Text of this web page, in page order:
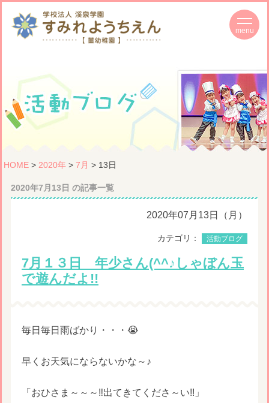
HOME> 2020年> 7月 > 13日
2020年7月13日 の記事一覧
2020年07月13日（月）
カテゴリ： 活動ブログ
7月１３日 年少さん(^^♪しゃぼん玉
で遊んだよ!!
毎日毎日雨ばかり・・・😭
早くお天気にならないかな～♪
「おひさま～～～‼出てきてくださ～い!!」